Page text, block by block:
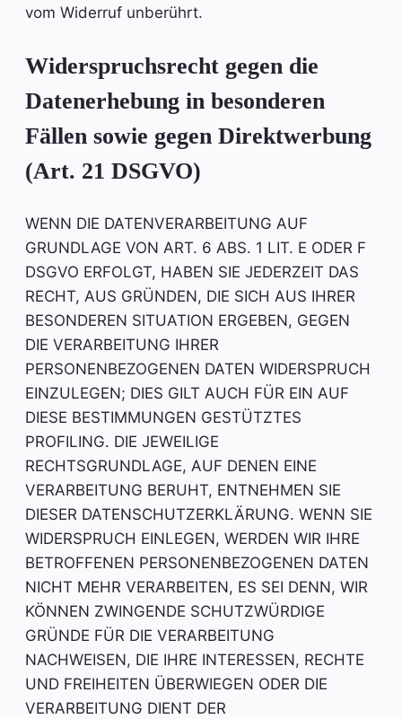
vom Widerruf unberührt.
Widerspruchsrecht gegen die
Datenerhebung in besonderen
Fällen sowie gegen Direktwerbung
(Art. 21 DSGVO)
WENN DIE DATENVERARBEITUNG AUF
GRUNDLAGE VON ART. 6 ABS. 1 LIT. E ODER F
DSGVO ERFOLGT, HABEN SIE JEDERZEIT DAS
RECHT, AUS GRÜNDEN, DIE SICH AUS IHRER
BESONDEREN SITUATION ERGEBEN, GEGEN
DIE VERARBEITUNG IHRER
PERSONENBEZOGENEN DATEN WIDERSPRUCH
EINZULEGEN; DIES GILT AUCH FÜR EIN AUF
DIESE BESTIMMUNGEN GESTÜTZTES
PROFILING. DIE JEWEILIGE
RECHTSGRUNDLAGE, AUF DENEN EINE
VERARBEITUNG BERUHT, ENTNEHMEN SIE
DIESER DATENSCHUTZERKLÄRUNG. WENN SIE
WIDERSPRUCH EINLEGEN, WERDEN WIR IHRE
BETROFFENEN PERSONENBEZOGENEN DATEN
NICHT MEHR VERARBEITEN, ES SEI DENN, WIR
KÖNNEN ZWINGENDE SCHUTZWÜRDIGE
GRÜNDE FÜR DIE VERARBEITUNG
NACHWEISEN, DIE IHRE INTERESSEN, RECHTE
UND FREIHEITEN ÜBERWIEGEN ODER DIE
VERARBEITUNG DIENT DER